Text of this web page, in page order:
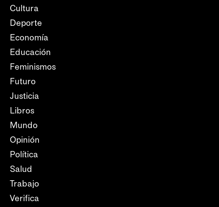
Cultura
Deporte
Economía
Educación
Feminismos
Futuro
Justicia
Libros
Mundo
Opinión
Política
Salud
Trabajo
Verifica